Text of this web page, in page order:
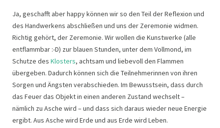
Ja, geschafft aber happy können wir so den Teil der Reflexion und
des Handwerkens abschließen und uns der Zeremonie widmen.
Richtig gehört, der Zeremonie. Wir wollen die Kunstwerke (alle
entflammbar :-D) zur blauen Stunden, unter dem Vollmond, im
Schutze des Klosters, achtsam und liebevoll den Flammen
übergeben. Dadurch können sich die Teilnehmerinnen von ihren
Sorgen und Ängsten verabschieden. Im Bewusstsein, dass durch
das Feuer das Objekt in einen anderen Zustand wechselt –
nämlich zu Asche wird – und dass sich daraus wieder neue Energie
ergibt. Aus Asche wird Erde und aus Erde wird Leben.